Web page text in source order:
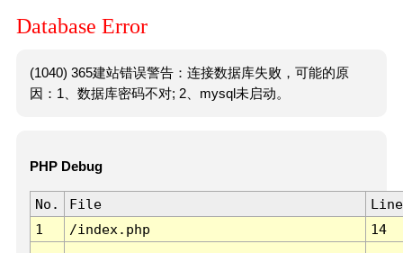
Database Error
(1040) 365建站错误警告：连接数据库失败，可能的原
因：1、数据库密码不对; 2、mysql未启动。
PHP Debug
No. File
Line
1
/index.php 14